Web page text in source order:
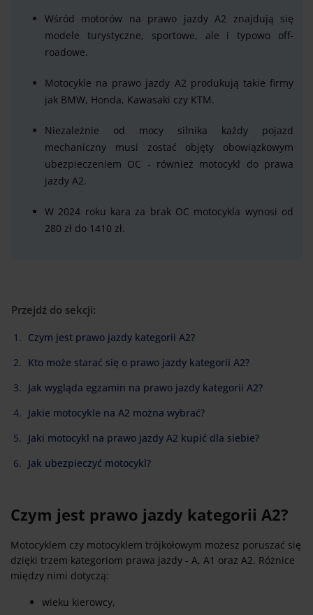
Wśród motorów na prawo jazdy A2 znajdują się
modele turystyczne, sportowe, ale i typowo off-
roadowe.
Motocykle na prawo jazdy A2 produkują takie firmy
jak BMW, Honda, Kawasaki czy KTM.
Niezależnie od mocy silnika każdy pojazd
mechaniczny musi zostać objęty obowiązkowym
ubezpieczeniem OC - również motocykl do prawa
jazdy A2.
W 2024 roku kara za brak OC motocykla wynosi od
280 zł do 1410 zł.
Przejdź do sekcji:
Czym jest prawo jazdy kategorii A2?
Kto może starać się o prawo jazdy kategorii A2?
Jak wygląda egzamin na prawo jazdy kategorii A2?
Jakie motocykle na A2 można wybrać?
Jaki motocykl na prawo jazdy A2 kupić dla siebie?
Jak ubezpieczyć motocykl?
Czym jest prawo jazdy kategorii A2?
Motocyklem czy motocyklem trójkołowym możesz poruszać się
dzięki trzem kategoriom prawa jazdy - A, A1 oraz A2. Różnice
między nimi dotyczą:
wieku kierowcy,